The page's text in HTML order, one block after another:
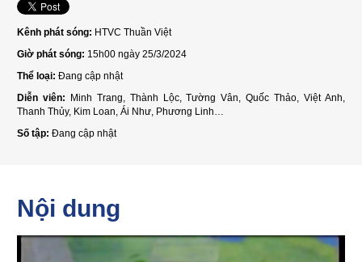
Kênh phát sóng: HTVC Thuần Việt
Giờ phát sóng: 15h00 ngày 25/3/2024
Thể loại: Đang cập nhật
Diễn viên:
Minh Trang, Thành Lộc, Tường Vân, Quốc Thảo, Việt Anh,
Thanh Thủy, Kim Loan, Ái Như, Phương Linh…
Số tập: Đang cập nhật
Nội dung